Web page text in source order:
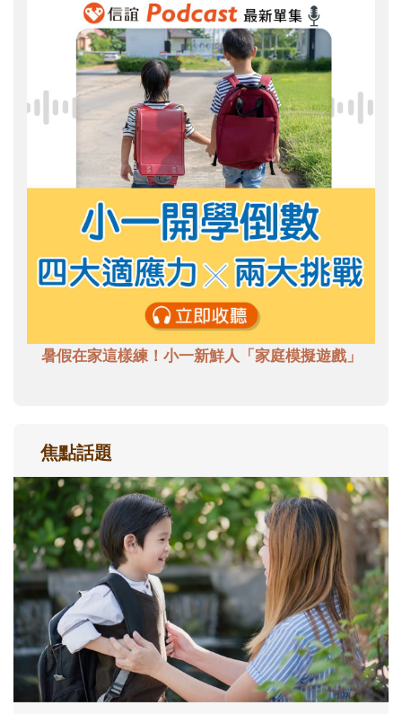
暑假在家這樣練！小一新鮮人「家庭模擬遊戲」
焦點話題
和孩子一起長大的那個男人│讀懂父親的
不同模樣
沒有人天生就擅長當爸爸！男人總是在一次
次「前所未有」的體驗中，跟著孩子一起長
大。從給予安全感的肢體遊戲，到獨立自
主、角色認同及解決問題的能力養成。爸爸
正嘗試用不同的模樣，參與孩子每個重要的